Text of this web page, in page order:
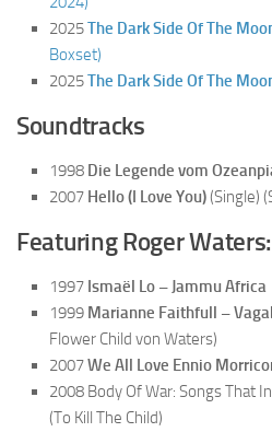
2025The Dark Side Of The
Boxset)
2025The Dark Side Of The
Soundtracks
1998 Die Legende vom
2007 Hello (I Love You)(Single)
Featuring Roger Waters:
1997 Ismaël Lo – Jammu Africa
1999 Marianne Faithfull –
Flower Child von Waters)
2007We All Love Ennio
2008 Body Of War: Songs That
(To Kill The Child)